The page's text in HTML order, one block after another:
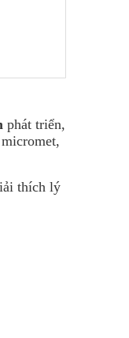
phát triển,
thích lý